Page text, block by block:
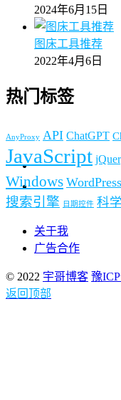
2024年6月15日
图床工具推荐
2022年4月6日
热门标签
AnyProxy API ChatGPT
JavaScript
Windows WordPress
搜索引擎 日期控件 科
关于我
广告合作
© 2022 宇哥博客 豫
返回顶部